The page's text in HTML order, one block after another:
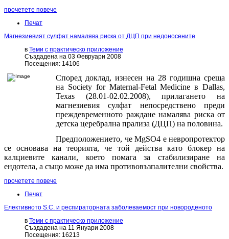
прочетете повече
Печат
Магнезиевият сулфат намалява риска от ДЦП при недоносените
в Теми с практическо приложение
Създадена на 03 Февруари 2008
Посещения: 14106
Според доклад, изнесен на 28 годишна среща
на Society for Maternal-Fetal Medicine в Dallas,
Texas (28.01-02.02.2008), прилагането на
магнезиевия сулфат непосредствено преди
преждевременното раждане намалява риска от
детска церебрална прализа (ДЦП) на половина.
Предположението, че MgSO4 е невропротектор
се основава на теорията, че той действа като блокер на
калциевите канали, което помага за стабилизиране на
ендотела, а също може да има противовъзпалителни свойства.
прочетете повече
Печат
Елективното S.C. и респираторната заболеваемост при новороденото
в Теми с практическо приложение
Създадена на 11 Януари 2008
Посещения: 16213